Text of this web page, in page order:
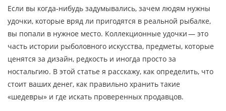
Если вы когда‑нибудь задумывались, зачем людям нужны
удочки, которые вряд ли пригодятся в реальной рыбалке,
вы попали в нужное место. Коллекционные удочки — это
часть истории рыболовного искусства, предметы, которые
ценятся за дизайн, редкость и иногда просто за
ностальгию. В этой статье я расскажу, как определить, что
стоит ваших денег, как правильно хранить такие
«шедевры» и где искать проверенных продавцов.